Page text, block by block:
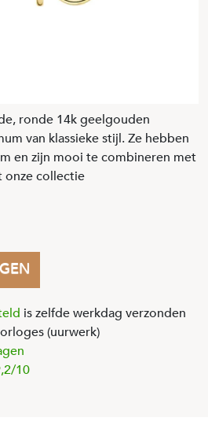
ronde 14k geelgouden
van klassieke stijl. Ze hebben
en zijn mooi te combineren met
onze collectie
is zelfde werkdag verzonden
(uurwerk)
10